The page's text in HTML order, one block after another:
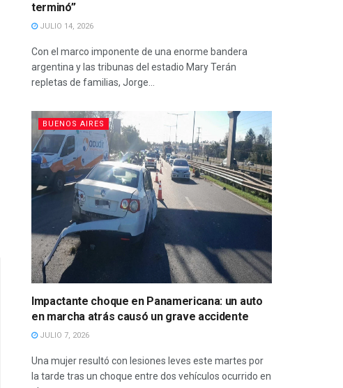
terminó”
JULIO 14, 2026
Con el marco imponente de una enorme bandera
argentina y las tribunas del estadio Mary Terán
repletas de familias, Jorge...
BUENOS AIRES
Impactante choque en Panamericana: un auto
en marcha atrás causó un grave accidente
JULIO 7, 2026
Una mujer resultó con lesiones leves este martes por
la tarde tras un choque entre dos vehículos ocurrido en